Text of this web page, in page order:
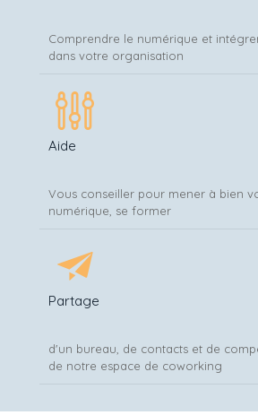
Comprendre le numérique et
dans votre organisation
Aide
Vous conseiller pour mener à bien
numérique, se former
Partage
d'un bureau, de contacts et de
de notre espace de coworking